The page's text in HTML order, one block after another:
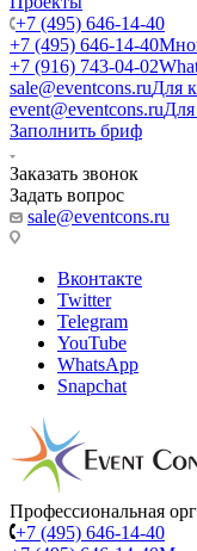
+7 (495) 646-14-40
+7 (495) 646-14-40
+7 (916) 743-04-02
sale@eventcons.ruДля
event@eventcons.ruДля
Заполнить бриф
Заказать звонок
Задать вопрос
sale@eventcons.ru
Вконтакте
Twitter
Telegram
YouTube
WhatsApp
Snapchat
Профессиональная
+7 (495) 646-14-40